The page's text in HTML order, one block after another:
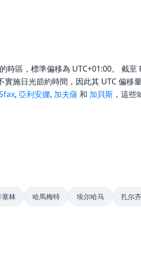
時區，標準偏移為 UTC+01:00。 截
實施日光節約時間，因此其 UTC 偏
, 亞利安娜, 加夫薩和 加貝斯 ，這些
塞林 哈馬梅特 埃尔哈马 扎尔